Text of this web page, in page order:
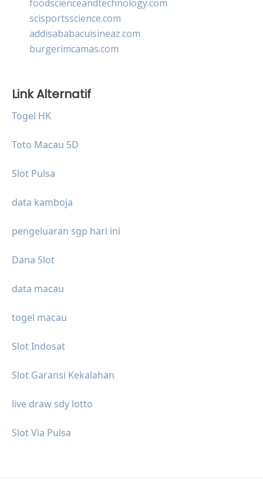
foodscienceandtechnology.com
scisportsscience.com
addisababacuisineaz.com
burgerimcamas.com
Link Alternatif
Togel HK
Toto Macau 5D
Slot Pulsa
data kamboja
pengeluaran sgp hari ini
Dana Slot
data macau
togel macau
Slot Indosat
Slot Garansi Kekalahan
live draw sdy lotto
Slot Via Pulsa